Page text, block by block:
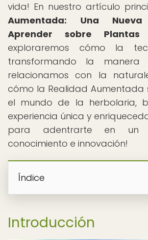
vida! En nuestro artículo
Aumentada: Una
Aprender sobre Plantas
exploraremos cómo la
transformando la
relacionamos con la
cómo la Realidad Aumentada
el mundo de la herbolaria,
experiencia única y
para adentrarte en un
conocimiento e innovación!
Índice
Introducción